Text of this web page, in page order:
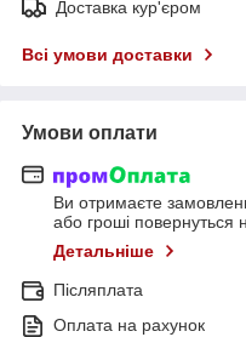
Доставка кур'єром
Всі умови доставки
Умови оплати
Ви отримаєте
або гроші повернуться
Детальніше
Післяплата
Оплата на рахунок